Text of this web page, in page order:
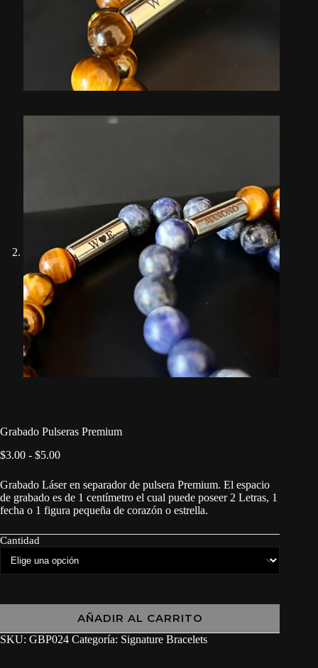
Grabado Pulseras Premium
$3.00 - $5.00
Grabado Láser en separador de pulsera Premium. El espacio
de grabado es de 1 centímetro el cual puede poseer 2 Letras, 1
fecha o 1 figura pequeña de corazón o estrella.
Cantidad
AÑADIR AL CARRITO
SKU: GBP024 Categoría: Signature Bracelets